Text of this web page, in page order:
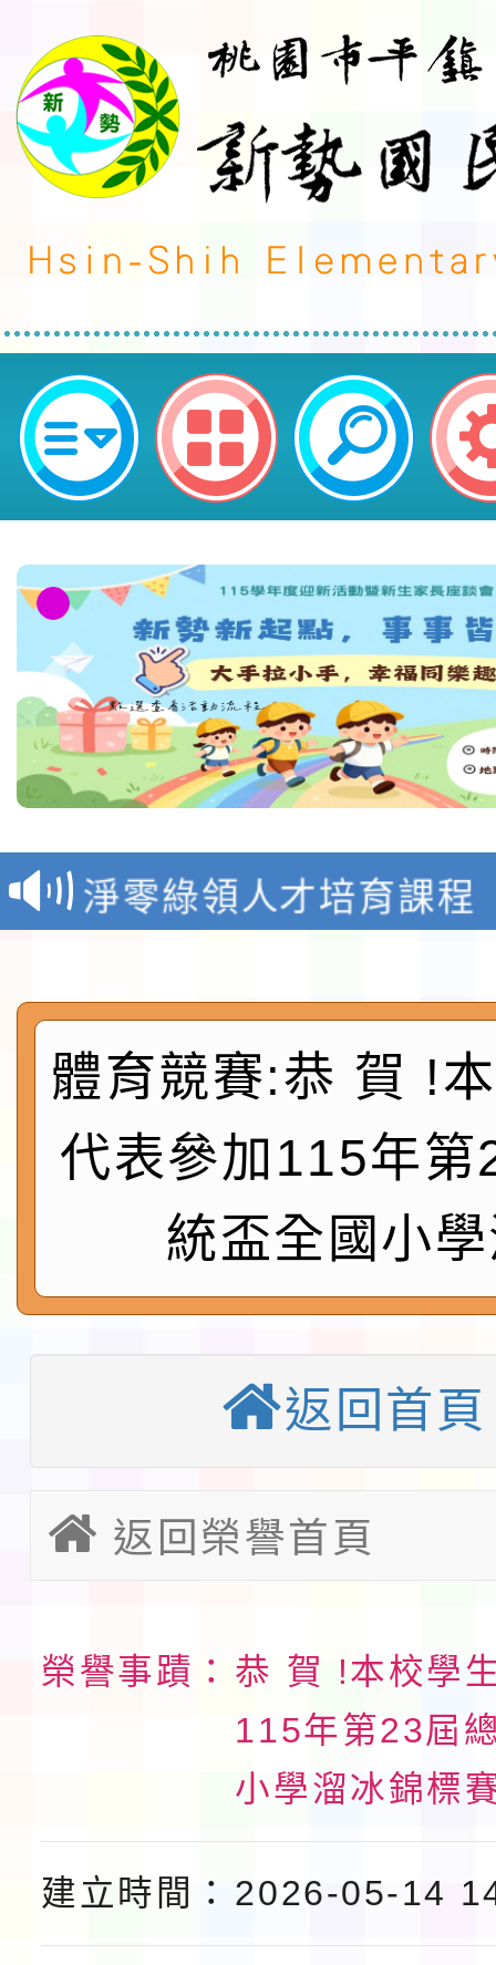
桃園市平鎮區新勢國民小學
教育部校安中心白海豚
報
淨零綠領人才培育課程
及師生本土語及新住民
實施要點各1份
115年食農教育專業人
程
函轉國家通訊傳播委員
鎮韌性（防空）演習－
速演練執行計畫」
「115年金融知識線上
本校115學年度第1學
第3次招考代課鐘點教
本市「115學年度學生
程安排一案
「桃園市補助參觀特色
展演活動實施計畫」
請一案
教育部校安中心白海豚
報
淨零綠領人才培育課程
及師生本土語及新住民
實施要點各1份
115年食農教育專業人
函轉國家通訊傳播委
鎮韌性（防空）演習－
速演練執行計畫」
「115年金融知識線上
法」
本校115學年度第1學
第3次招考代課鐘點教
檢送「桃園市115學年
體育競賽:恭 賀 !
代表參加115年第
統盃全國小
返回首頁
返回榮譽首頁
榮譽事蹟： 恭 賀 !本校學
115年第23屆
小學溜冰錦標
建立時間： 2026-05-14